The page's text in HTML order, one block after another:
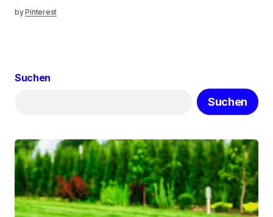
byPinterest
Suchen
Suchen